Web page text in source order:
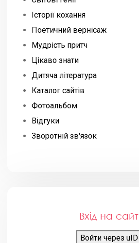
Історії кохання
Поетичний вернісаж
Мудрість притч
Цікаво знати
Дитяча література
Каталог сайтів
Фотоальбом
Відгуки
Зворотній зв'язок
Вхід на сайт
Войти через uID